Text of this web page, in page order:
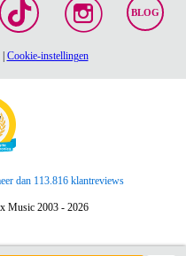
BLOG
| Cookie-instellingen
dan 113.816 klantreviews
Music 2003 - 2026